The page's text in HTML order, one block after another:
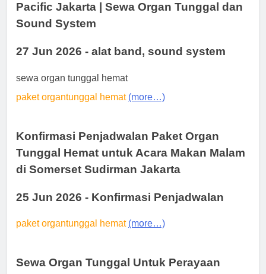
Pacific Jakarta | Sewa Organ Tunggal dan
Sound System
27 Jun 2026 - alat band, sound system
sewa organ tunggal hemat
paket organtunggal hemat (more…)
Konfirmasi Penjadwalan Paket Organ
Tunggal Hemat untuk Acara Makan Malam
di Somerset Sudirman Jakarta
25 Jun 2026 - Konfirmasi Penjadwalan
paket organtunggal hemat (more…)
Sewa Organ Tunggal Untuk Perayaan